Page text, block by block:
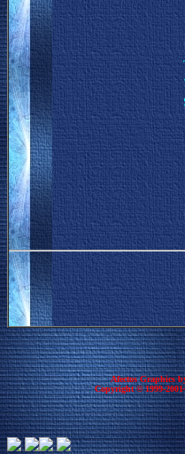
Afectos Graphics
Copyright © 1999-